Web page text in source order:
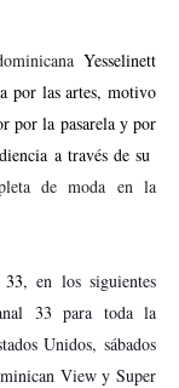
Yesselinett
por las artes, motivo
por la pasarela y por
a través de su
de moda en la
, en los siguientes
33 para toda la
Unidos, sábados
View y Super